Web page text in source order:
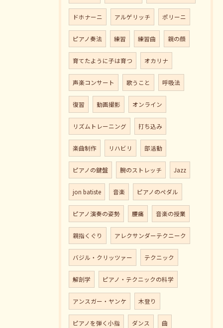
ドホナーニ アルゲリッチ ポリーニ
ピアノ奏法 練習 練習曲 親の顔
育てたように子は育つ オカリナ
声楽コンサート 歌うこと 呼吸法
復習 動画撮影 オンライン
リズムトレーニング 打ち込み
楽曲制作 リハビリ 部活動
ピアノの鍵盤 腕のストレッチ Jazz
jon batiste 音楽 ピアノのペダル
ピアノ演奏の姿勢 腰痛 音楽の授業
親指くぐり アレクサンダーテクニーク
バジル・クリッツァー テクニック
解剖学 ピアノ・テクニックの科学
アンスガー・ヤンケ 木登り
ピアノを弾く小指 ダンス 曲